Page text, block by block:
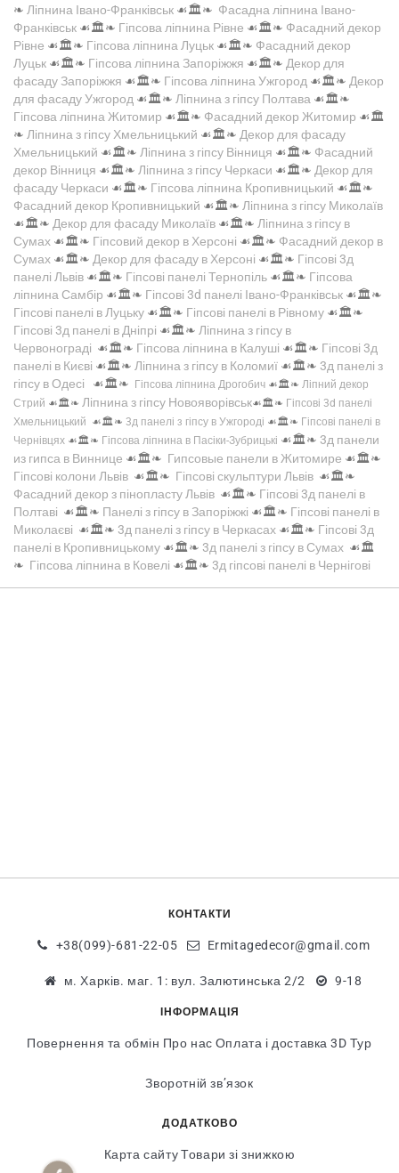
❧ Ліпнина Івано-Франківськ ☙🏛️❧ Фасадна ліпнина Івано-
Франківськ ☙🏛️❧ Гіпсова ліпнина Рівне ☙🏛️❧ Фасадний декор
Рівне ☙🏛️❧ Гіпсова ліпнина Луцьк ☙🏛️❧ Фасадний декор
Луцьк ☙🏛️❧ Гіпсова ліпнина Запоріжжя ☙🏛️❧ Декор для
фасаду Запоріжжя ☙🏛️❧ Гіпсова ліпнина Ужгород ☙🏛️❧ Декор
для фасаду Ужгород ☙🏛️❧ Ліпнина з гіпсу Полтава ☙🏛️❧
Гіпсова ліпнина Житомир ☙🏛️❧ Фасадний декор Житомир ☙🏛️
❧ Ліпнина з гіпсу Хмельницький ☙🏛️❧ Декор для фасаду
Хмельницький ☙🏛️❧ Ліпнина з гіпсу Вінниця ☙🏛️❧ Фасадний
декор Вінниця ☙🏛️❧ Ліпнина з гіпсу Черкаси ☙🏛️❧ Декор для
фасаду Черкаси ☙🏛️❧ Гіпсова ліпнина Кропивницький ☙🏛️❧
Фасадний декор Кропивницький ☙🏛️❧ Ліпнина з гіпсу Миколаїв
☙🏛️❧ Декор для фасаду Миколаїв ☙🏛️❧ Ліпнина з гіпсу в
Сумах ☙🏛️❧ Гіпсовий декор в Херсоні ☙🏛️❧ Фасадний декор в
Сумах ☙🏛️❧ Декор для фасаду в Херсоні ☙🏛️❧ Гіпсові 3д
панелі Львів ☙🏛️❧ Гіпсові панелі Тернопіль ☙🏛️❧ Гіпсова
ліпнина Самбір ☙🏛️❧ Гіпсові 3d панелі Івано-Франківськ ☙🏛️❧
Гіпсові панелі в Луцьку ☙🏛️❧ Гіпсові панелі в Рівному ☙🏛️❧
Гіпсові 3д панелі в Дніпрі ☙🏛️❧ Ліпнина з гіпсу в
Червонограді ☙🏛️❧ Гіпсова ліпнина в Калуші ☙🏛️❧ Гіпсові 3д
панелі в Києві ☙🏛️❧ Ліпнина з гіпсу в Коломиї ☙🏛️❧ 3д панелі з
гіпсу в Одесі ☙🏛️❧ Гіпсова ліпнина Дрогобич ☙🏛️❧ Ліпний декор
Стрий ☙🏛️❧ Ліпнина з гіпсу Новояворівськ☙🏛️❧ Гіпсові 3d панелі
Хмельницький ☙🏛️❧ 3д панелі з гіпсу в Ужгороді ☙🏛️❧ Гіпсові панелі в
Чернівцях ☙🏛️❧ Гіпсова ліпнина в Пасіки-Зубрицькі ☙🏛️❧ 3д панели
из гипса в Виннице ☙🏛️❧ Гипсовые панели в Житомире ☙🏛️❧
Гіпсові колони Львів ☙🏛️❧ Гіпсові скульптури Львів ☙🏛️❧
Фасадний декор з пінопласту Львів ☙🏛️❧ Гіпсові 3д панелі в
Полтаві ☙🏛️❧ Панелі з гіпсу в Запоріжжі ☙🏛️❧ Гіпсові панелі в
Миколаєві ☙🏛️❧ 3д панелі з гіпсу в Черкасах ☙🏛️❧ Гіпсові 3д
панелі в Кропивницькому ☙🏛️❧ 3д панелі з гіпсу в Сумах ☙🏛️
❧ Гіпсова ліпнина в Ковелі ☙🏛️❧ 3д гіпсові панелі в Чернігові
КОНТАКТИ
+38(099)-681-22-05 Ermitagedecor@gmail.com
м. Харків. маг. 1: вул. Залютинська 2/2 9-18
ІНФОРМАЦІЯ
Повернення та обмін Про нас Оплата і доставка 3D Тур
Зворотній зв’язок
ДОДАТКОВО
Карта сайту Товари зі знижкою